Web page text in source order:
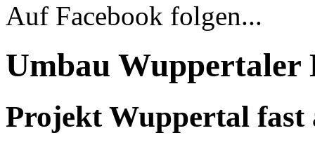
Auf Facebook folgen...
Umbau Wuppertaler
Projekt Wuppertal fast